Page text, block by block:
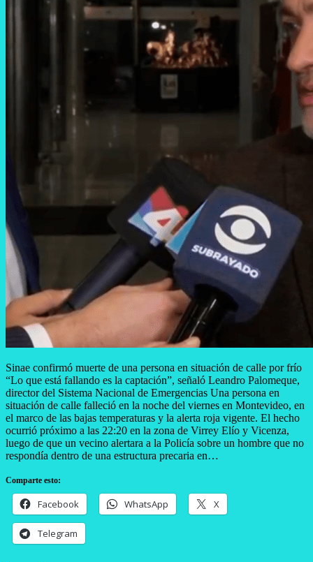
Sinae confirmó muerte de una persona en situación de calle por frío
“Lo que está fallando es la captación”, señaló Leandro Palomeque,
director del Sistema Nacional de Emergencias Una persona en
situación de calle falleció en la noche del viernes en Montevideo, en
el marco de las bajas temperaturas y la alerta roja vigente. El hecho
ocurrió próximo a las 22:20 en la zona de Virrey Elío y Vicenza,
luego de que un vecino alertara a la Policía sobre un hombre que no
respondía dentro de una estructura precaria en…
Comparte esto:
Facebook WhatsApp X
Telegram